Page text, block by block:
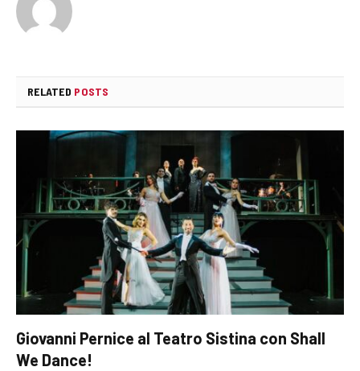
RELATED POSTS
Giovanni Pernice al Teatro Sistina con Shall
We Dance!